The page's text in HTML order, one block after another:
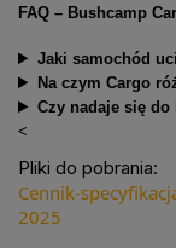
FAQ – Bushcamp
Jaki samochód
Na czym Cargo
Czy nadaje się
<
Pliki do pobrania:
Cennik-
2025